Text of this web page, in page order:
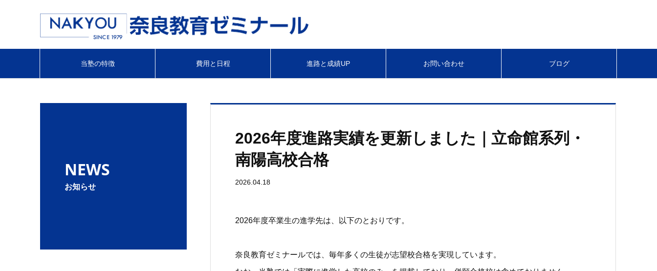
当塾の特徴 費用と日程 進路と成績UP お問い合わせ ブログ
NEWS
お知らせ
2026年度進路実績を更新しました｜立命館系列・
南陽高校合格
2026.04.18
2026年度卒業生の進学先は、以下のとおりです。
奈良教育ゼミナールでは、毎年多くの生徒が志望校合格を実現しています。